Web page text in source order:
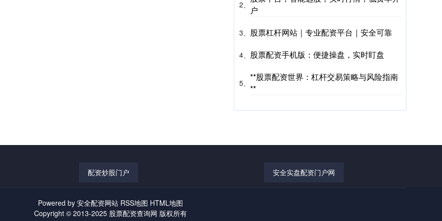
2、
户
3、 股票杠杆网站｜专业配资平台｜安全可靠
4、 股票配资手机版：便捷操盘，实时盯盘
5、
**股票配资世界：杠杆交易策略与风险指南
**
配资炒股门户 安全实盘配资门户网
Powered by 安全配资网站 RSS地图 HTML地图
Copyright © 2013-2025 股票配资查询网 版权所有